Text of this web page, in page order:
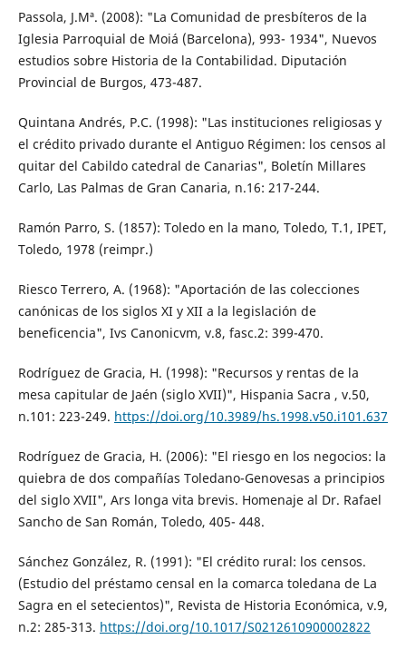
Passola, J.Mª. (2008): "La Comunidad de presbíteros de la
Iglesia Parroquial de Moiá (Barcelona), 993- 1934", Nuevos
estudios sobre Historia de la Contabilidad. Diputación
Provincial de Burgos, 473-487.
Quintana Andrés, P.C. (1998): "Las instituciones religiosas y
el crédito privado durante el Antiguo Régimen: los censos al
quitar del Cabildo catedral de Canarias", Boletín Millares
Carlo, Las Palmas de Gran Canaria, n.16: 217-244.
Ramón Parro, S. (1857): Toledo en la mano, Toledo, T.1, IPET,
Toledo, 1978 (reimpr.)
Riesco Terrero, A. (1968): "Aportación de las colecciones
canónicas de los siglos XI y XII a la legislación de
beneficencia", Ivs Canonicvm, v.8, fasc.2: 399-470.
Rodríguez de Gracia, H. (1998): "Recursos y rentas de la
mesa capitular de Jaén (siglo XVII)", Hispania Sacra , v.50,
n.101: 223-249. https://doi.org/10.3989/hs.1998.v50.i101.637
Rodríguez de Gracia, H. (2006): "El riesgo en los negocios: la
quiebra de dos compañías Toledano-Genovesas a principios
del siglo XVII", Ars longa vita brevis. Homenaje al Dr. Rafael
Sancho de San Román, Toledo, 405- 448.
Sánchez González, R. (1991): "El crédito rural: los censos.
(Estudio del préstamo censal en la comarca toledana de La
Sagra en el setecientos)", Revista de Historia Económica, v.9,
n.2: 285-313. https://doi.org/10.1017/S0212610900002822